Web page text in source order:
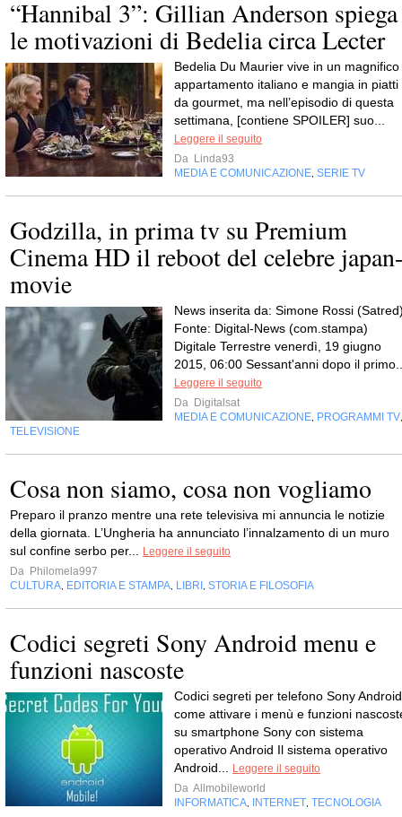
“Hannibal 3”: Gillian Anderson spiega
le motivazioni di Bedelia circa Lecter
Bedelia Du Maurier vive in un magnifico
appartamento italiano e mangia in piatti
da gourmet, ma nell’episodio di questa
settimana, [contiene SPOILER] suo...
Leggere il seguito
Da Linda93
MEDIA E COMUNICAZIONE SERIE TV
Godzilla, in prima tv su Premium
Cinema HD il reboot del celebre japan-
movie
News inserita da: Simone Rossi
Fonte: Digital-News (com.stampa)
Digitale Terrestre venerdì, 19 giugno
2015, 06:00 Sessant'anni dopo il
Leggere il seguito
Da Digitalsat
MEDIA E COMUNICAZIONE PROGRAMMI TV
TELEVISIONE
Cosa non siamo, cosa non vogliamo
Preparo il pranzo mentre una rete televisiva mi annuncia le notizie
della giornata. L’Ungheria ha annunciato l’innalzamento di un muro
sul confine serbo per...
Leggere il seguito
Da Philomela997
CULTURA EDITORIA E STAMPA LIBRI STORIA E FILOSOFIA
Codici segreti Sony Android menu e
funzioni nascoste
Codici segreti per telefono Sony Android
come attivare i menù e funzioni
su smartphone Sony con sistema
operativo Android Il sistema operativo
Android...
Leggere il seguito
Da Allmobileworld
INFORMATICA INTERNET TECNOLOGIA